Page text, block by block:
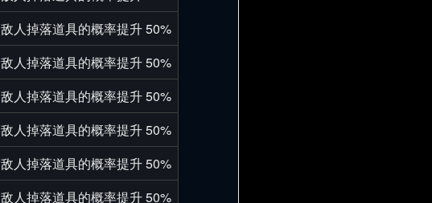
敌人掉落道具的概率提升 50%
敌人掉落道具的概率提升 50%
敌人掉落道具的概率提升 50%
敌人掉落道具的概率提升 50%
敌人掉落道具的概率提升 50%
敌人掉落道具的概率提升 50%